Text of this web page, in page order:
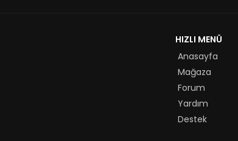
HIZLI MENÜ
Anasayfa
Mağaza
Forum
Yardım
Destek